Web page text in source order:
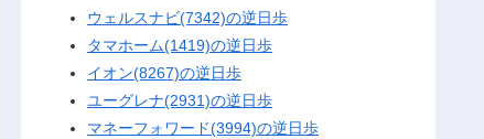
ウェルスナビ(7342)の逆日歩
タマホーム(1419)の逆日歩
イオン(8267)の逆日歩
ユーグレナ(2931)の逆日歩
マネーフォワード(3994)の逆日歩